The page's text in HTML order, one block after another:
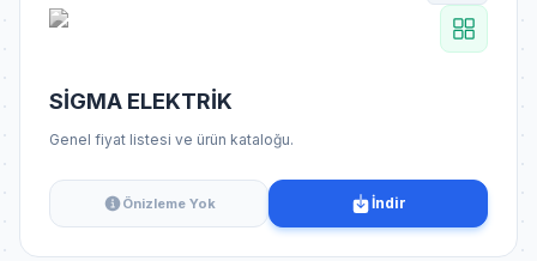
SİGMA ELEKTRİK
Genel fiyat listesi ve ürün kataloğu.
Önizleme Yok İndir